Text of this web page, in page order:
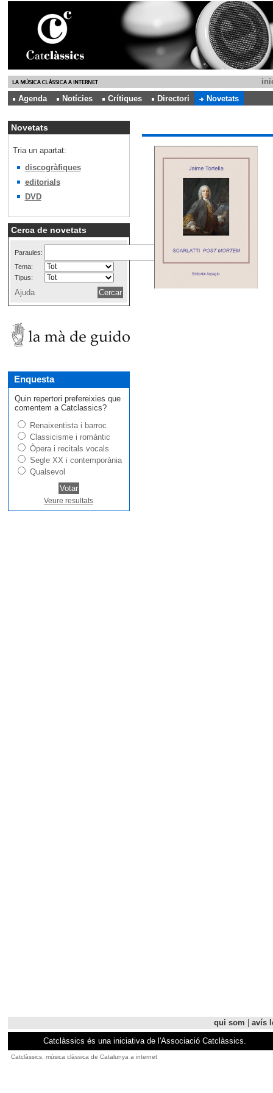
Agenda
Notícies Crítiques Directori Novetats
Novetats
Tria un apartat:
discogràfiques
editorials
DVD
Cerca de novetats
Paraules:
Tema:
Tipus:
Ajuda
Enquesta
Quin repertori prefereixies que
comentem a Catclassics?
Renaixentista i barroc
Classicisme i romàntic
Òpera i recitals vocals
Segle XX i contemporània
Qualsevol
Veure resultats
qui som
avís
Catclàssics és una iniciativa de l'Associació Catclàssics.
Catclàssics, música clàssica de Catalunya a internet